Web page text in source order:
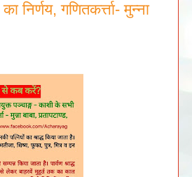
निर्णय, गणितकर्त्ता- मुन्ना